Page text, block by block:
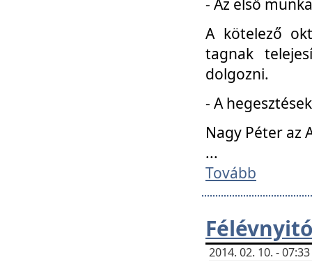
A kötelező
tagnak
dolgozni.
- A
Nagy Péter az
...
Tovább
2014. 02. 10. -